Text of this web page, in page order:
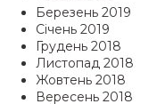
Березень 2019
Січень 2019
Грудень 2018
Листопад 2018
Жовтень 2018
Вересень 2018